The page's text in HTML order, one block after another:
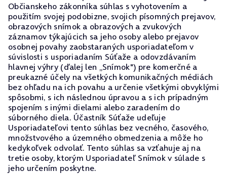
Občianskeho zákonníka súhlas s vyhotovením a
použitím svojej podobizne, svojich písomných prejavov,
obrazových snímok a obrazových a zvukových
záznamov týkajúcich sa jeho osoby alebo prejavov
osobnej povahy zaobstaraných usporiadateľom v
súvislosti s usporiadaním Súťaže a odovzdávaním
hlavnej výhry (ďalej len „Snímok") pre komerčné a
preukazné účely na všetkých komunikačných médiách
bez ohľadu na ich povahu a určenie všetkými obvyklými
spôsobmi, s ich následnou úpravou a s ich prípadným
spojením s inými dielami alebo zaradením do
súborného diela. Účastník Súťaže udeľuje
Usporiadateľovi tento súhlas bez vecného, časového,
množstvového a územného obmedzenia a môže ho
kedykoľvek odvolať. Tento súhlas sa vzťahuje aj na
tretie osoby, ktorým Usporiadateľ Snímok v súlade s
jeho určením poskytne.